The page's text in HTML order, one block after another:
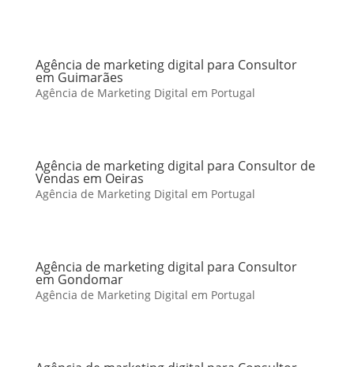
Agência de marketing digital para Consultor
em Guimarães
Agência de Marketing Digital em Portugal
Agência de marketing digital para Consultor de
Vendas em Oeiras
Agência de Marketing Digital em Portugal
Agência de marketing digital para Consultor
em Gondomar
Agência de Marketing Digital em Portugal